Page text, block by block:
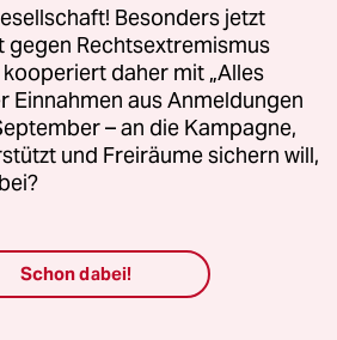
eine
taub.
Geste
Besonders jetzt
gegen Rechtsextremismus
daher mit „Alles
Einnahmen aus Anmeldungen
– an die Kampagne,
und Freiräume sichern will,
Schon dabei!